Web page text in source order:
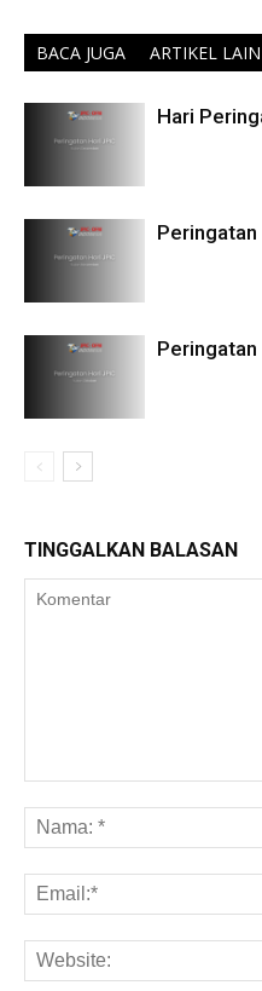
BACA JUGA ARTIKEL LAIN
Hari
TINGGALKAN BALASAN